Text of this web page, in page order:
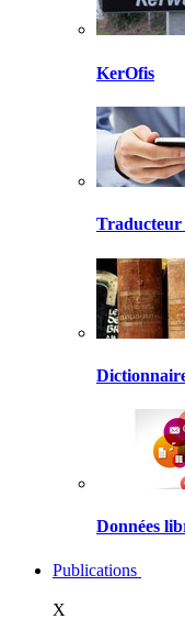
KerOfis
Traducteur
Données
Publications
X